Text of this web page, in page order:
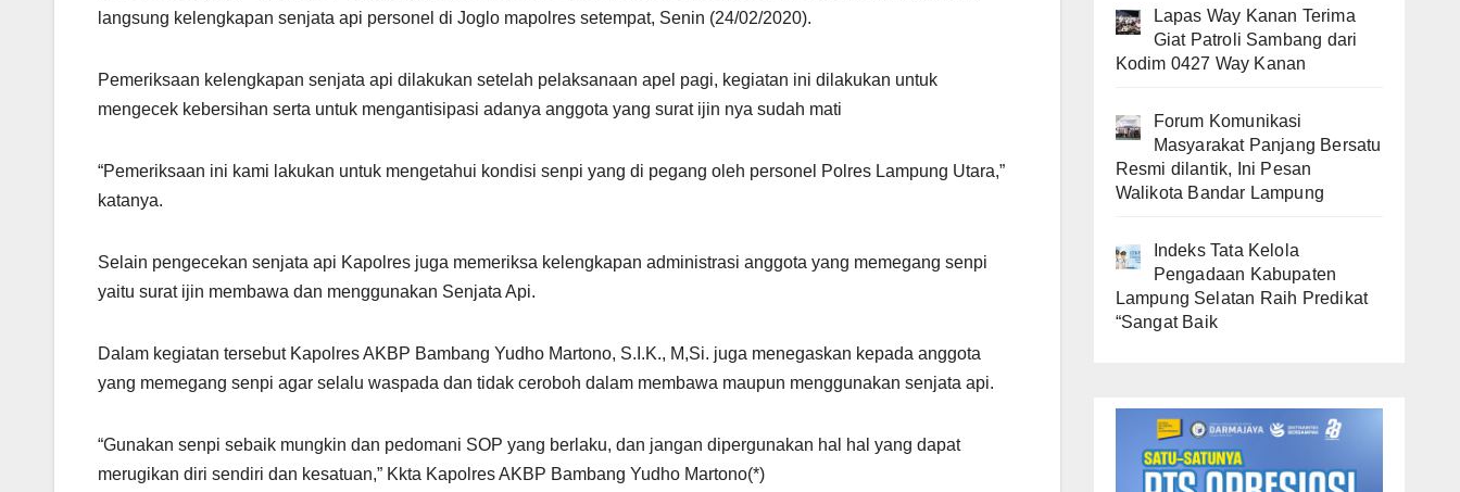
langsung kelengkapan senjata api personel di Joglo mapolres setempat, Senin (24/02/2020).
Pemeriksaan kelengkapan senjata api dilakukan setelah pelaksanaan apel pagi, kegiatan ini dilakukan untuk
mengecek kebersihan serta untuk mengantisipasi adanya anggota yang surat ijin nya sudah mati
“Pemeriksaan ini kami lakukan untuk mengetahui kondisi senpi yang di pegang oleh personel Polres Lampung Utara,”
katanya.
Selain pengecekan senjata api Kapolres juga memeriksa kelengkapan administrasi anggota yang memegang senpi
yaitu surat ijin membawa dan menggunakan Senjata Api.
Dalam kegiatan tersebut Kapolres AKBP Bambang Yudho Martono, S.I.K., M,Si. juga menegaskan kepada anggota
yang memegang senpi agar selalu waspada dan tidak ceroboh dalam membawa maupun menggunakan senjata api.
“Gunakan senpi sebaik mungkin dan pedomani SOP yang berlaku, dan jangan dipergunakan hal hal yang dapat
merugikan diri sendiri dan kesatuan,” Kkta Kapolres AKBP Bambang Yudho Martono(*)
Lapas Way Kanan Terima
Giat Patroli Sambang dari
Kodim 0427 Way Kanan
Forum Komunikasi
Masyarakat Panjang Bersatu
Resmi dilantik, Ini Pesan
Walikota Bandar Lampung
Indeks Tata Kelola
Pengadaan Kabupaten
Lampung Selatan Raih Predikat
“Sangat Baik